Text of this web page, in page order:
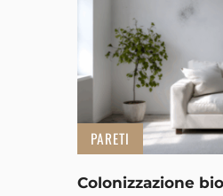
PARETI
Colonizzazione